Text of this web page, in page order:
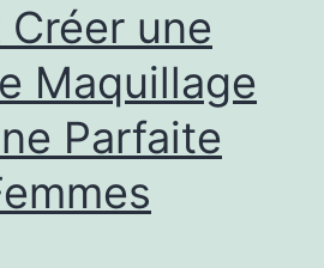
une
Maquillage
Parfaite